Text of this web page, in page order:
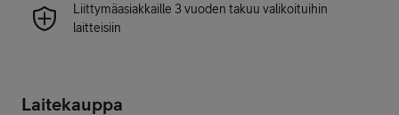
Liittymäasiakkaille 3 vuoden takuu valikoituihin
laitteisiin
Laitekauppa